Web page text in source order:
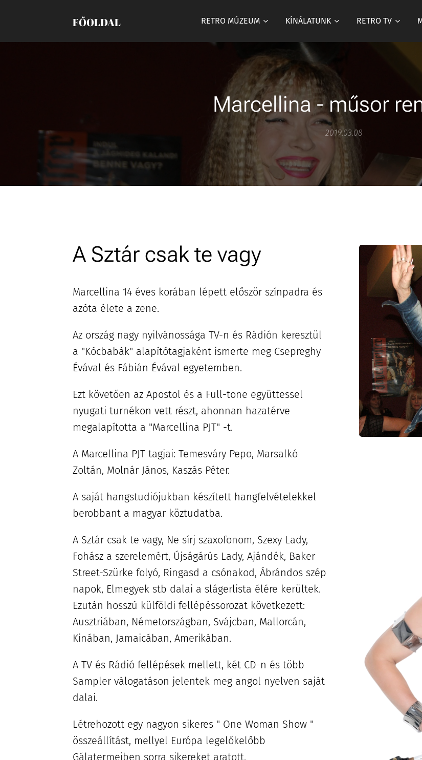
FŐOLDAL RETRO MÚZEUM KÍNÁLATUNK RETRO TV
Marcellina - műsor
2019.03.08
A Sztár csak te vagy
Marcellina 14 éves korában lépett először színpadra és
azóta élete a zene.
Az ország nagy nyilvánossága TV-n és Rádión keresztül
a "Kócbabák" alapítótagjaként ismerte meg Csepreghy
Évával és Fábián Évával egyetemben.
Ezt követően az Apostol és a Full-tone együttessel
nyugati turnékon vett részt, ahonnan hazatérve
megalapította a "Marcellina PJT" -t.
A Marcellina PJT tagjai: Temesváry Pepo, Marsalkó
Zoltán, Molnár János, Kaszás Péter.
A saját hangstudiójukban készített hangfelvételekkel
berobbant a magyar köztudatba.
A Sztár csak te vagy, Ne sírj szaxofonom, Szexy Lady,
Fohász a szerelemért, Újságárús Lady, Ajándék, Baker
Street-Szürke folyó, Ringasd a csónakod, Ábrándos szép
napok, Elmegyek stb dalai a slágerlista élére kerültek.
Ezután hosszú külföldi fellépéssorozat következett:
Ausztriában, Németországban, Svájcban, Mallorcán,
Kinában, Jamaicában, Amerikában.
A TV és Rádió fellépések mellett, két CD-n és több
Sampler válogatáson jelentek meg angol nyelven saját
dalai.
Létrehozott egy nagyon sikeres " One Woman Show "
összeállítást, mellyel Európa legelőkelőbb
Gálatermeiben sorra sikereket aratott.